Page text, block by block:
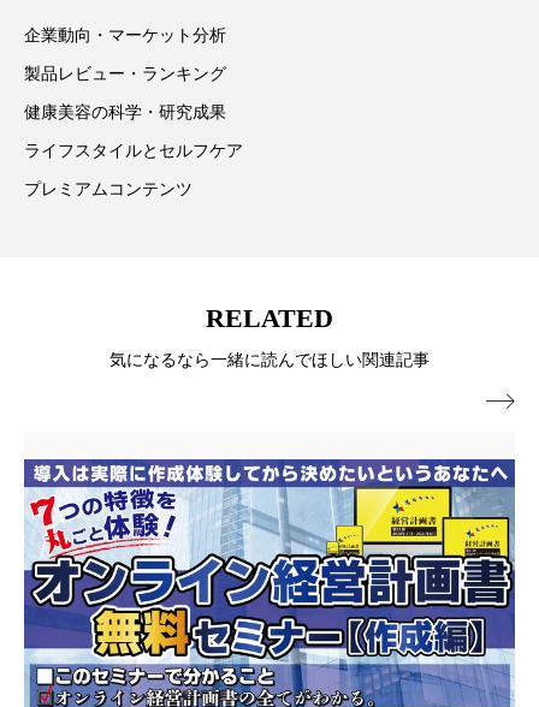
ソーシャルウェルネス
タンパク質 ディープクレンジング
パーソナライズ バーチャルメイク
バイオミメティクス バイオミメティック
バクチオール バリア機能 ハロウィ
ハロウィン後スキンケア
ハロウィン翌日 肌リセット ヒアルロン酸
ビジネスモデル ビタミンC誘導体 ファシア
企業動向・マーケット分析
製品レビュー・ランキング
健康美容の科学・研究成果
ライフスタイルとセルフケア
プレミアムコンテンツ
RELATED
気になるなら一緒に読んでほしい関連記事
